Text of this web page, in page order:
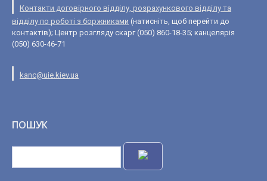
Контакти договірного відділу, розрахункового відділу та
відділу по роботі з боржниками (натисніть, щоб перейти до
контактів); Центр розгляду скарг (050) 860-18-35; канцелярія
(050) 630-46-71
kanc@uie.kiev.ua
ПОШУК